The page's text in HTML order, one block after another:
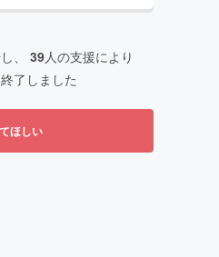
、 39人の支援により
了しました
ほしい